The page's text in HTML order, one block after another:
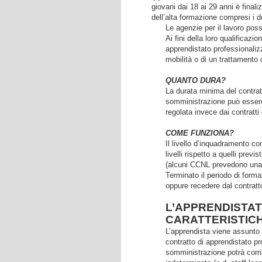
giovani dai 18 ai 29 anni è
dell’alta formazione compresi i
Le agenzie per il lavoro
Ai fini della loro
apprendistato
mobilità o di un trattamento
QUANTO DURA?
La durata minima del
somministrazione può
regolata invece dai
COME FUNZIONA?
Il livello d’inquadramento
livelli rispetto a quelli
(alcuni CCNL prevedono
Terminato il periodo di
oppure recedere dal
L’apprendista viene
contratto di apprendistato
somministrazione potrà